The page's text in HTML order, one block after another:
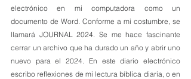
electrónico en mi computadora como un
documento de Word. Conforme a mi costumbre, se
llamará JOURNAL 2024. Se me hace fascinante
cerrar un archivo que ha durado un año y abrir uno
nuevo para el 2024. En este diario electrónico
escribo reflexiones de mi lectura bíblica diaria, o en